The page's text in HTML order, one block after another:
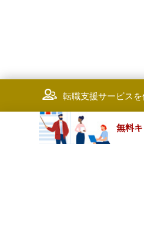
転職支援サービスを
無料